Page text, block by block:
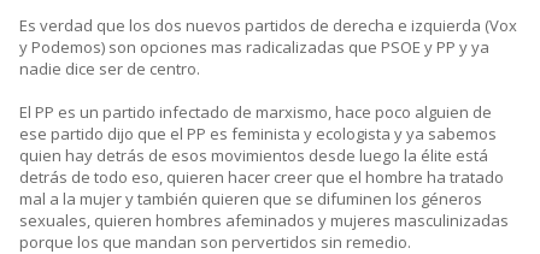
Es verdad que los dos nuevos partidos de derecha e izquierda (Vox
y Podemos) son opciones mas radicalizadas que PSOE y PP y ya
nadie dice ser de centro.
El PP es un partido infectado de marxismo, hace poco alguien de
ese partido dijo que el PP es feminista y ecologista y ya sabemos
quien hay detrás de esos movimientos desde luego la élite está
detrás de todo eso, quieren hacer creer que el hombre ha tratado
mal a la mujer y también quieren que se difuminen los géneros
sexuales, quieren hombres afeminados y mujeres masculinizadas
porque los que mandan son pervertidos sin remedio.